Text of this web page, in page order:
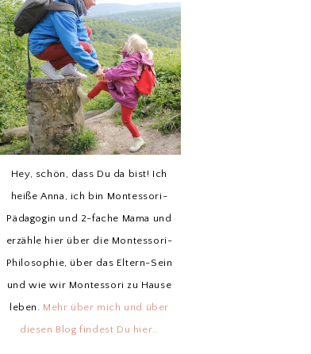
Hey, schön, dass Du da bist! Ich
heiße Anna, ich bin Montessori-
Pädagogin und 2-fache Mama und
erzähle hier über die Montessori-
Philosophie, über das Eltern-Sein
und wie wir Montessori zu Hause
leben. Mehr über mich und über
diesen Blog findest Du hier…